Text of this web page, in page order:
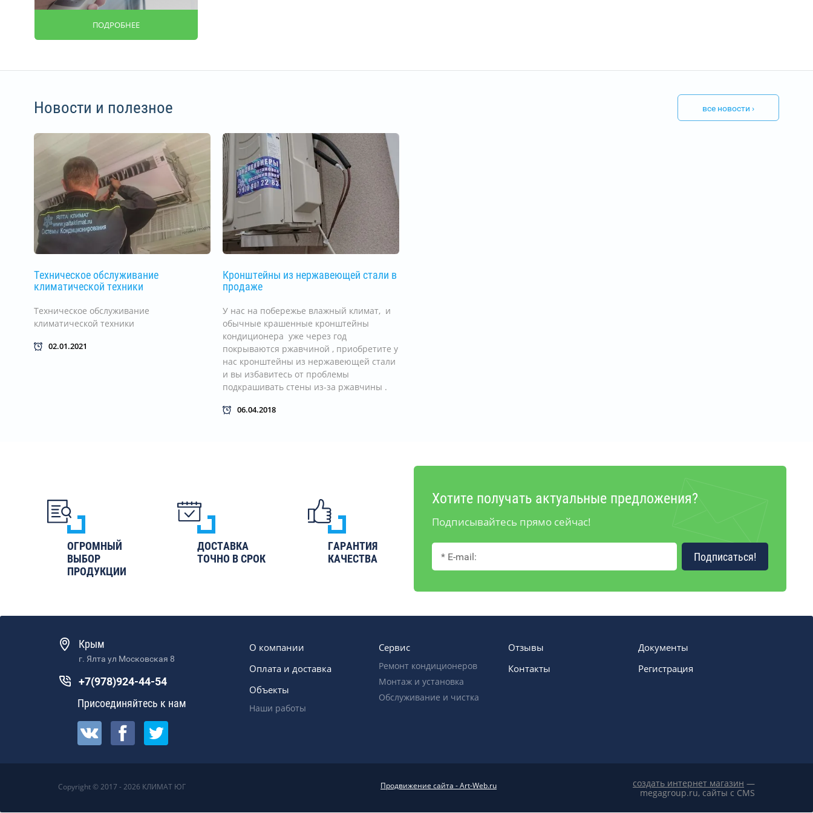
ПОДРОБНЕЕ
Новости и полезное все новости ›
Техническое обслуживание
климатической техники
Техническое обслуживание
климатической техники
02.01.2021
Кронштейны из нержавеющей стали в
продаже
У нас на побережье влажный климат, и
обычные крашенные кронштейны
кондиционера уже через год
покрываются ржавчиной , приобретите у
нас кронштейны из нержавеющей стали
и вы избавитесь от проблемы
подкрашивать стены из-за ржавчины .
06.04.2018
ОГРОМНЫЙ
ВЫБОР
ПРОДУКЦИИ
ДОСТАВКА
ТОЧНО В СРОК
ГАРАНТИЯ
КАЧЕСТВА
Хотите получать актуальные предложения?
Подписывайтесь прямо сейчас!
Подписаться!
Крым
г. Ялта ул Московская 8
+7(978)924-44-54
Присоединяйтесь к нам
О компании
Оплата и доставка
Объекты
Наши работы
Сервис
Ремонт кондиционеров
Монтаж и установка
Обслуживание и чистка
Отзывы
Контакты
Документы
Регистрация
Copyright © 2017 - 2026 КЛИМАТ ЮГ Продвижение сайта - Art-Web.ru создать интернет магазин —
megagroup.ru, сайты с CMS